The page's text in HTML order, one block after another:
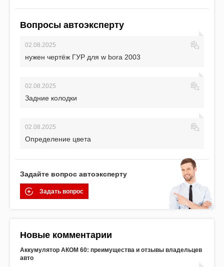
Вопросы автоэксперту
02.08.2025
нужен чертёж ГУР для w bora 2003
02.08.2025
Задние колодки
02.08.2025
Определение цвета
Задайте вопрос автоэксперту
Задать вопрос
Новые комментарии
Аккумулятор АКОМ 60: преимущества и отзывы владельцев
авто